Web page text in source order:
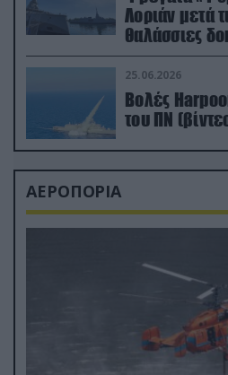
Λοριάν μετά
θαλάσσιες δοκιμές στον
απαιτητικό
25.06.2026
Βολές
του ΠΝ
ΑΕΡΟΠΟΡΙΑ